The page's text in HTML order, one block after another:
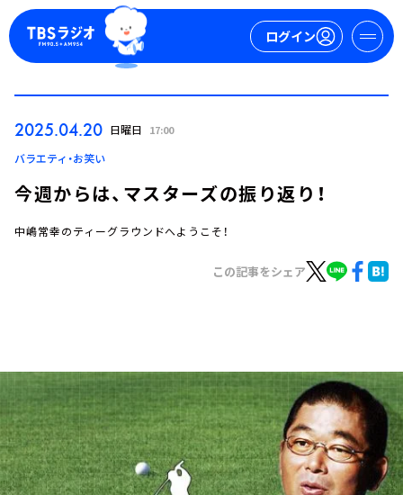
ログイン
ログイン
トピックス
TBS Podcast
お知らせ
イベント・グッズ
YouTube
会社情報
2025.04.20 日曜日 17:00
バラエティ・お笑い
今週からは、マスターズの振り返り！
中嶋常幸のティーグラウンドへようこそ！
この記事をシェア